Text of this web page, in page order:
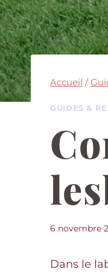
Accueil /
GUIDES &
6 novembre
Dans le